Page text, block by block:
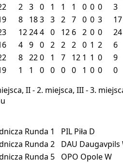
2 3 0 1 1 1 0 0 0 3
8 183 3 2 7 0 0 3 17
12244 0 12 6 2 0 0 24
4 9 0 2 2 2 0 1 2 6
8 220 1 7 12 1 1 0 9
1 1 0 0 0 0 1 0 0 0
II - 2. miejsca, III - 3.
Runda 1 PIL Piła D
Runda 2 DAU Daugavpils
Runda 5 OPO OpoleW